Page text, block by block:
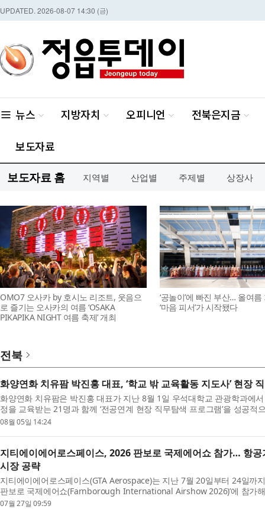
보도자료 홈 지역별 산업별 주제별 상장사
OMO7 오사카 by 호시노 리조트, 웃음으
로 즐기는 오사카의 여름 ‘OSAKA
PIKAPIKA NIGHT 여름 축제’ 개최
‘공놀이’에 빠진 부산… 올여
‘마음 피서’가 시작됐다
전북
화양연화 치유팜 박진홍 대표, ‘학교 밖 교육활동 지도사’ 현장
화양연화 치유팜은 박진홍 대표가 지난 8월 1일 우석대학교 관광학과에서
정을 교육받는 21명과 함께 ‘전공연계 현장 직무탐색 프로그램’​을 성공적
교에서 기획해 운영 중인 이번 프로그램은 초중...
08월 05일 14:24
지티에이에어로스페이스, 2026 판보로 국제에어쇼 참가… 항
시장 공략
지티에이에어로스페이스(GTA Aerospace)는 지난 7월 20일부터 24일까
판보로 국제에어쇼(Farnborough International Airshow 2026)’에 참가
고 글로벌 항공우주 기업 및 잠재 고객을 대상으로 마케팅...
07월 27일 09:59